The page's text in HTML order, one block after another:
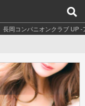
長岡コンパニオンクラブ UP